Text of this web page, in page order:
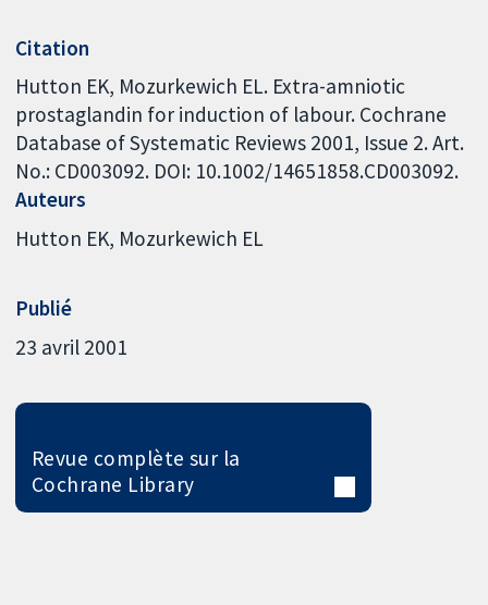
Citation
Hutton EK, Mozurkewich EL. Extra-amniotic
prostaglandin for induction of labour. Cochrane
Database of Systematic Reviews 2001, Issue 2. Art.
No.: CD003092. DOI: 10.1002/14651858.CD003092.
Auteurs
Hutton EK Mozurkewich EL
Publié
23 avril 2001
Revue complète sur la
Cochrane Library